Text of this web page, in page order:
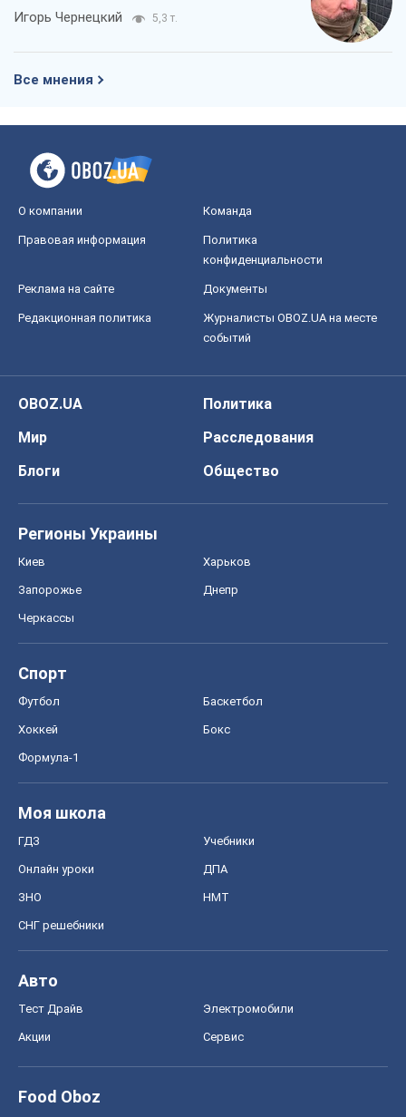
Игорь Чернецкий 5,3 т.
Все мнения
О компании Команда
Правовая информация
Политика
конфиденциальности
Реклама на сайте Документы
Редакционная политика
Журналисты OBOZ.UA на месте
событий
OBOZ.UA
Политика
Мир
Расследования
Блоги
Общество
Регионы Украины
Киев Харьков
Запорожье Днепр
Черкассы
Спорт
Футбол Баскетбол
Хоккей Бокс
Формула-1
Моя школа
ГДЗ Учебники
Онлайн уроки ДПА
ЗНО НМТ
СНГ решебники
Авто
Тест Драйв Электромобили
Акции Сервис
Food Oboz